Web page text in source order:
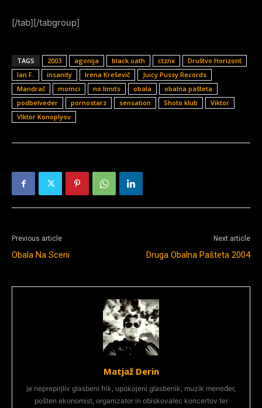
[/tab][/tabgroup]
TAGS 2003 agonija black oath ctznx
Društvo Horizont
Ian F.
insanity Irena Kreševič
Juicy Pussy Records
Mandrač
momci no limits obala
obalna pašteta
podbelveder
pornostarz sensation Shoto klub
Viktor
VIktor Konoplyov
Previous article
Obala Na Sceni
Next article
Druga Obalna Pašteta 2004
Matjaž Derin
je neprepirjliv glasbeni frik, upokojeni glasbenik, muzik meneđer,
pošten ekonomist, organizator in obiskovalec koncertov ter